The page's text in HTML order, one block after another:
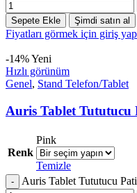
Sepete Ekle Şimdi satın al
Fiyatları görmek için giriş
-14%Yeni
Hızlı görünüm
Genel, Stand Telefon/Tablet
Auris Tablet Tututucu
Renk
Pink
Temizle
Auris Tablet Tututucu